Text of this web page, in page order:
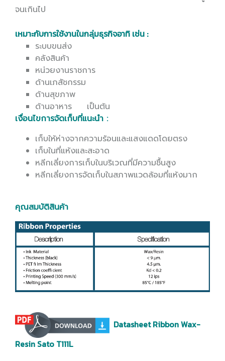
จนเกินไป
เหมาะกับการใช้งานในกลุ่มธุรกิจอาทิ เช่น :
ระบบขนส่ง
คลังสินค้า
หน่วยงานราชการ
ด้านเภสัชกรรม
ด้านสุขภาพ
ด้านอาหาร เป็นต้น
เงื่อนไขการจัดเก็บที่แนะนำ :
เก็บให้ห่างจากความร้อนและแสงแดดโดยตรง
เก็บในที่แห้งและสะอาด
หลีกเลี่ยงการเก็บในบริเวณที่มีความชื้นสูง
หลีกเลี่ยงการจัดเก็บในสภาพแวดล้อมที่แห้งมาก
คุณสมบัติสินค้า
Datasheet Ribbon Wax-
Resin Sato T111L